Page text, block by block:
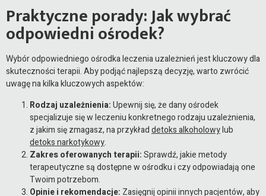
Praktyczne porady: Jak wybrać
odpowiedni ośrodek?
Wybór odpowiedniego ośrodka leczenia uzależnień jest kluczowy dla
skuteczności terapii. Aby podjąć najlepszą decyzję, warto zwrócić
uwagę na kilka kluczowych aspektów:
Rodzaj uzależnienia:Upewnij się, że dany ośrodek
specjalizuje się w leczeniu konkretnego rodzaju uzależnienia,
z jakim się zmagasz, na przykładdetoks alkoholowylub
detoks narkotykowy.
Zakres oferowanych terapii:Sprawdź, jakie metody
terapeutyczne są dostępne w ośrodku i czy odpowiadają one
Twoim potrzebom.
Opinie i rekomendacje: Zasięgnij opinii innych pacjentów, aby